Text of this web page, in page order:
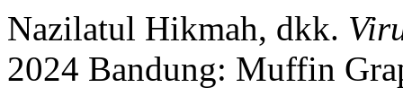
Nazilatul Hikmah, dkk.
2024 Bandung: Muffin